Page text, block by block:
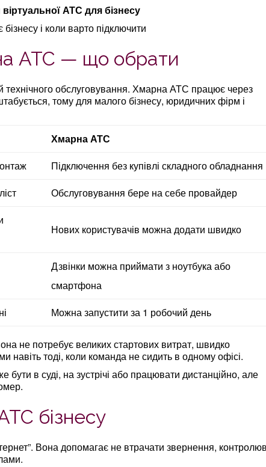
АТС для бізнесу
АТС — що обрати
обслуговування. Хмарна АТС працює через
тому для малого бізнесу, юридичних фірм і
Хмарна АТС
Підключення без купівлі складного обладнання
Обслуговування бере на себе провайдер
Нових користувачів можна додати швидко
Дзвінки можна приймати з ноутбука або
смартфона
Можна запустити за 1 робочий день
не потребує великих стартових витрат, швидко
навіть тоді, коли команда не сидить в одному офісі.
в суді, на зустрічі або працювати дистанційно, але
бізнесу
Вона допомагає не втрачати звернення,